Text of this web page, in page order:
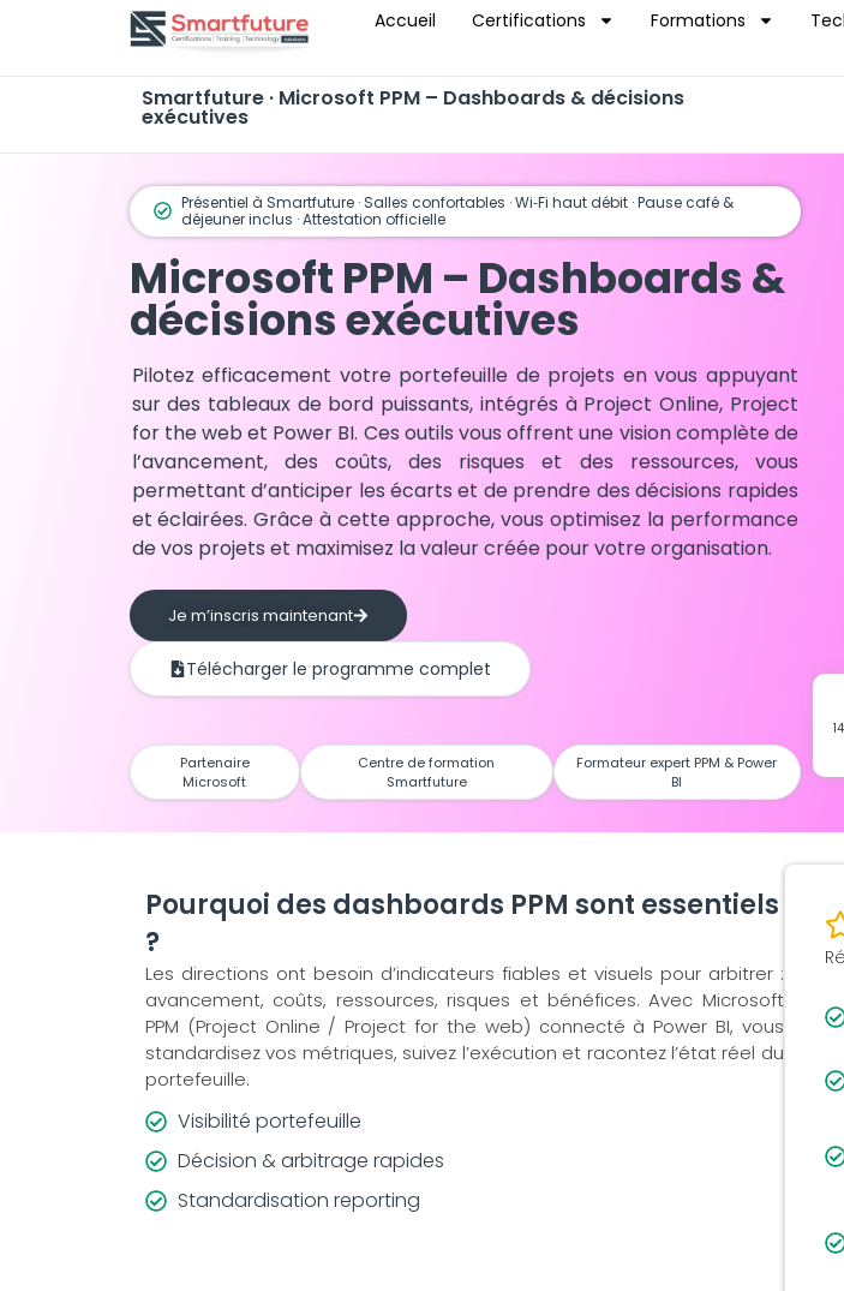
Accueil Certifications Formations
Smartfuture · Microsoft PPM – Dashboards & décisions
exécutives
Présentiel à Smartfuture · Salles confortables · Wi‑Fi haut débit · Pause café &
déjeuner inclus · Attestation officielle
Microsoft PPM – Dashboards &
décisions exécutives
Pilotez efficacement votre portefeuille de projets en vous appuyant
sur des tableaux de bord puissants, intégrés à Project Online, Project
for the web et Power BI. Ces outils vous offrent une vision complète de
l’avancement, des coûts, des risques et des ressources, vous
permettant d’anticiper les écarts et de prendre des décisions rapides
et éclairées. Grâce à cette approche, vous optimisez la performance
de vos projets et maximisez la valeur créée pour votre organisation.
Je m’inscris maintenant
Télécharger le programme complet
Partenaire
Microsoft
Centre de formation
Smartfuture
Formateur expert PPM & Power
BI
Pourquoi des dashboards PPM sont essentiels
?
Les directions ont besoin d’indicateurs fiables et visuels pour arbitrer :
avancement, coûts, ressources, risques et bénéfices. Avec Microsoft
PPM (Project Online / Project for the web) connecté à Power BI, vous
standardisez vos métriques, suivez l’exécution et racontez l’état réel du
portefeuille.
Visibilité portefeuille
Décision & arbitrage rapides
Standardisation reporting